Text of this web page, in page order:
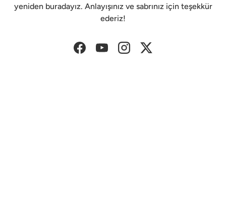
yeniden buradayız. Anlayışınız ve sabrınız için teşekkür
ederiz!
FacebookYouTubeInstagramTwitter